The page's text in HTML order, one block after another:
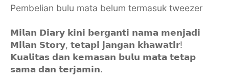
Pembelian bulu mata belum termasuk tweezer
𝗠𝗶𝗹𝗮𝗻 𝗗𝗶𝗮𝗿𝘆 𝗸𝗶𝗻𝗶 𝗯𝗲𝗿𝗴𝗮𝗻𝘁𝗶 𝗻𝗮𝗺𝗮 𝗺𝗲𝗻𝗷𝗮𝗱𝗶
𝗠𝗶𝗹𝗮𝗻 𝗦𝘁𝗼𝗿𝘆, 𝘁𝗲𝘁𝗮𝗽𝗶 𝗷𝗮𝗻𝗴𝗮𝗻 𝗸𝗵𝗮𝘄𝗮𝘁𝗶𝗿!
𝗞𝘂𝗮𝗹𝗶𝘁𝗮𝘀 𝗱𝗮𝗻 𝗸𝗲𝗺𝗮𝘀𝗮𝗻 𝗯𝘂𝗹𝘂 𝗺𝗮𝘁𝗮 𝘁𝗲𝘁𝗮𝗽
𝘀𝗮𝗺𝗮 𝗱𝗮𝗻 𝘁𝗲𝗿𝗷𝗮𝗺𝗶𝗻.